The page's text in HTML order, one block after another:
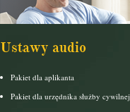
Ustawy audio
Pakiet dla aplikanta
Pakiet dla urzędnika służby cywilnej